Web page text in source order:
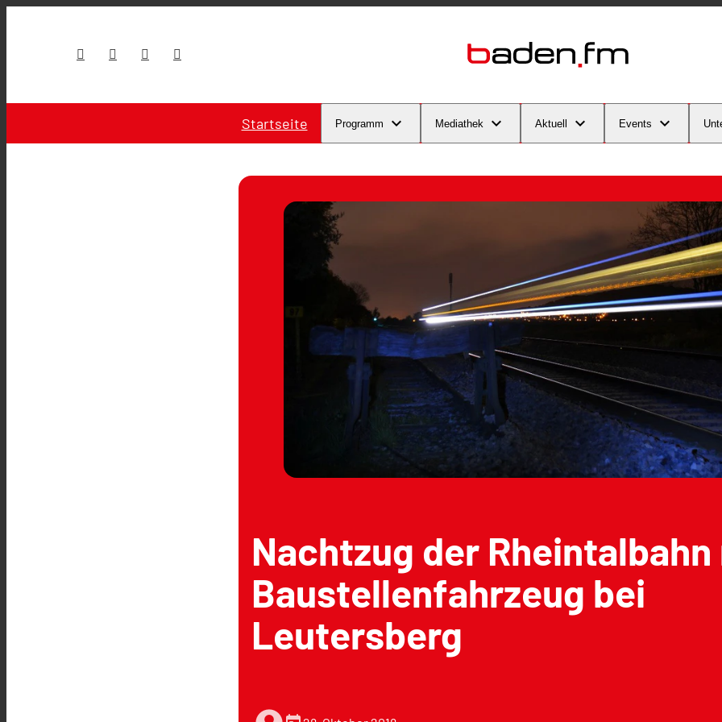
Startseite Programm Mediathek Aktuell Events
Nachtzug der
Baustellenfahrzeug bei
Leutersberg